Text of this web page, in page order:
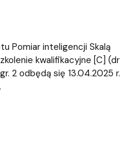
Pomiar inteligencji Skalą
kwalifikacyjne [C] (dr
2 odbędą się 13.04.2025 r.